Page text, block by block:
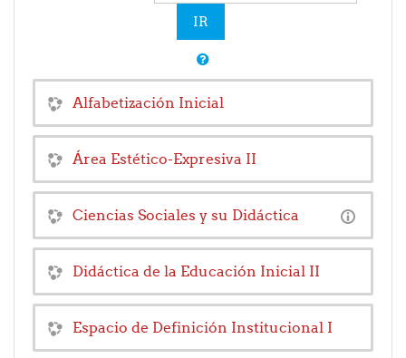
Alfabetización Inicial
Área Estético-Expresiva II
Ciencias Sociales y su Didáctica
Didáctica de la Educación Inicial II
Espacio de Definición Institucional I